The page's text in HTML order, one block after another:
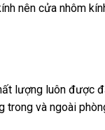
nên cửa nhôm
lượng luôn được
trong và ngoài